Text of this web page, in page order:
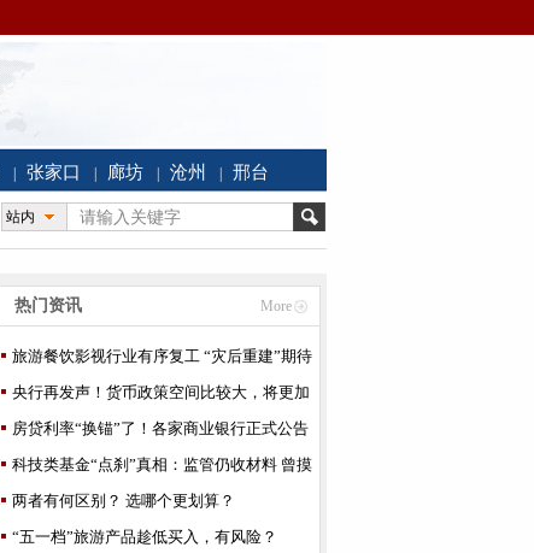
张家口 廊坊 沧州 邢台
站内
热门资讯 More
旅游餐饮影视行业有序复工 “灾后重建”期待
实招
央行再发声！货币政策空间比较大，将更加
灵活适度！
房贷利率“换锚”了！各家商业银行正式公告
操作细则
科技类基金“点刹”真相：监管仍收材料 曾摸
底发售
两者有何区别？ 选哪个更划算？
“五一档”旅游产品趁低买入，有风险？